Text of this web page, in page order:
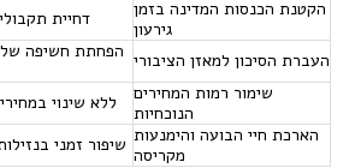
דחיית
הקטנת הכנסות המדינה בזמן
גירעון
הפחתת חשיפה העברת הסיכון למאזן הציבורי
ללא שינוי
שימור רמות המחירים
הנוכחיות
שיפור זמני הארכת חיי הבועה והימנעות
מקריסה